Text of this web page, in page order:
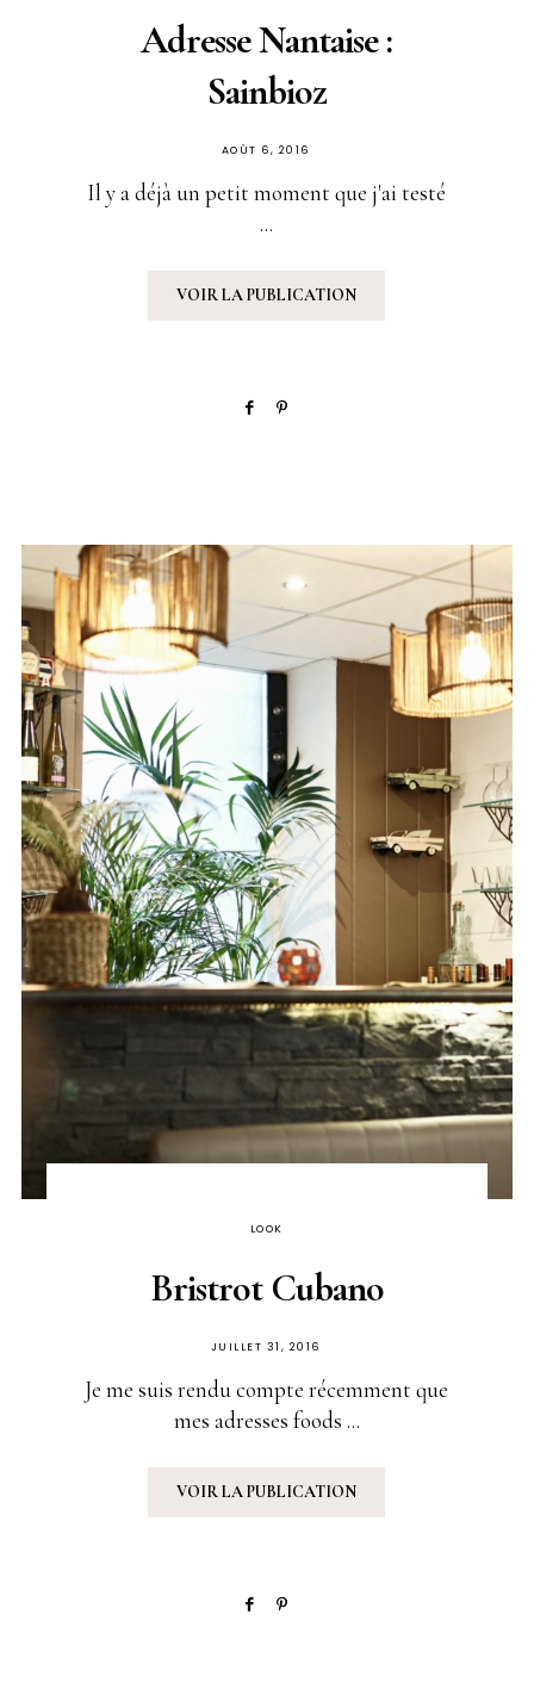
Adresse Nantaise :
Sainbioz
PUBLIÉ
AOÛT 6, 2016
Il y a déjà un petit moment que j'ai testé
...
VOIR LA PUBLICATION
LOOK
Bristrot Cubano
PUBLIÉ
SUR
JUILLET 31, 2016
Je me suis rendu compte récemment que
mes adresses foods ...
VOIR LA PUBLICATION